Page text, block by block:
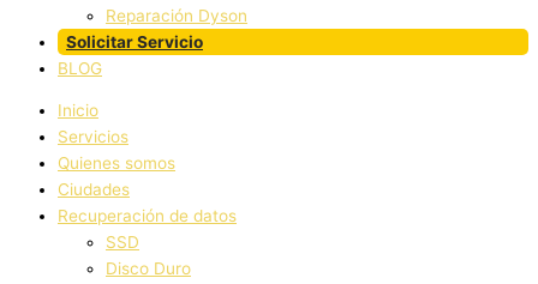
Reparación Dyson
Solicitar Servicio
BLOG
Inicio
Servicios
Quienes somos
Ciudades
Recuperación de datos
SSD
Disco Duro